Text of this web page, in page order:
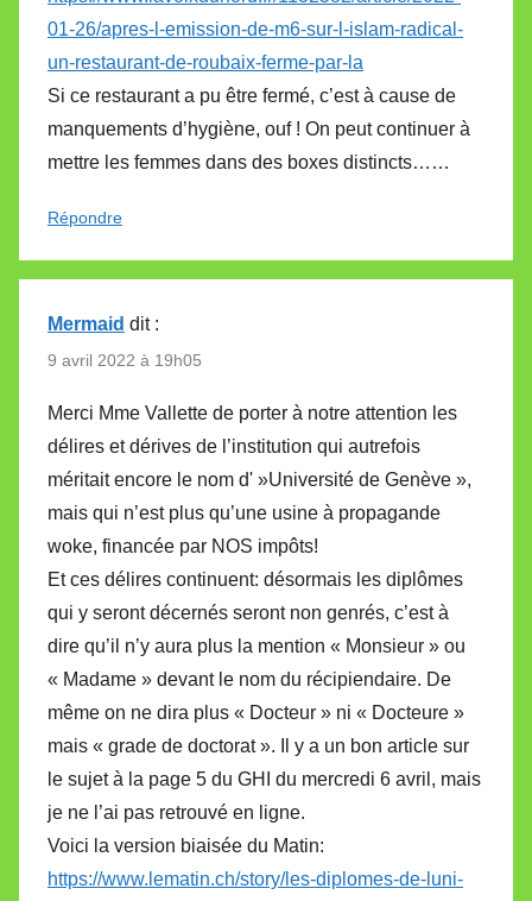
01-26/apres-l-emission-de-m6-sur-l-islam-radical-
un-restaurant-de-roubaix-ferme-par-la
Si ce restaurant a pu être fermé, c’est à cause de
manquements d’hygiène, ouf ! On peut continuer à
mettre les femmes dans des boxes distincts……
Répondre
Mermaid dit :
9 avril 2022 à 19h05
Merci Mme Vallette de porter à notre attention les
délires et dérives de l’institution qui autrefois
méritait encore le nom d' »Université de Genève »,
mais qui n’est plus qu’une usine à propagande
woke, financée par NOS impôts!
Et ces délires continuent: désormais les diplômes
qui y seront décernés seront non genrés, c’est à
dire qu’il n’y aura plus la mention « Monsieur » ou
« Madame » devant le nom du récipiendaire. De
même on ne dira plus « Docteur » ni « Docteure »
mais « grade de doctorat ». Il y a un bon article sur
le sujet à la page 5 du GHI du mercredi 6 avril, mais
je ne l’ai pas retrouvé en ligne.
Voici la version biaisée du Matin:
https://www.lematin.ch/story/les-diplomes-de-luni-